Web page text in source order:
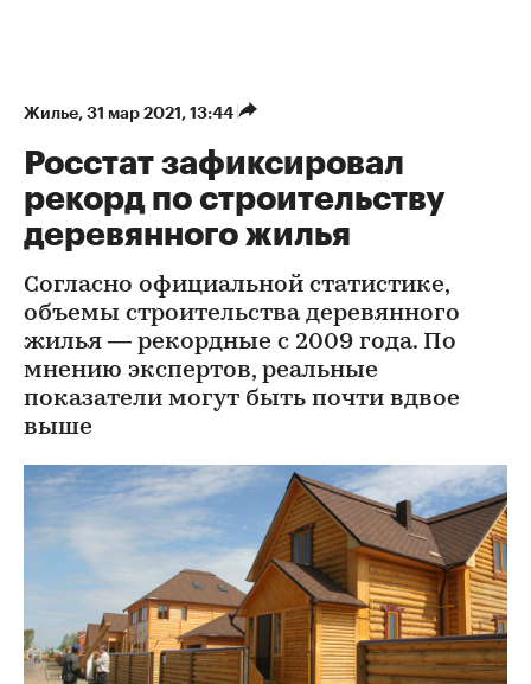
Жилье⁠, 31 мар 2021, 13:44
Росстат зафиксировал
рекорд по строительству
деревянного жилья
Согласно официальной статистике,
объемы строительства деревянного
жилья — рекордные с 2009 года. По
мнению экспертов, реальные
показатели могут быть почти вдвое
выше